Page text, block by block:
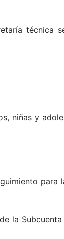
técnica
niñas y
para
la